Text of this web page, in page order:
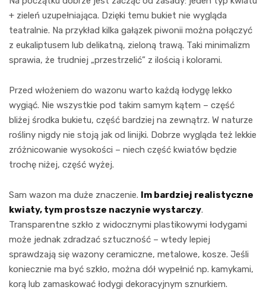
+ zieleń uzupełniająca. Dzięki temu bukiet nie wygląda
teatralnie. Na przykład kilka gałązek piwonii można połączyć
z eukaliptusem lub delikatną, zieloną trawą. Taki minimalizm
sprawia, że trudniej „przestrzelić” z ilością i kolorami.
Przed włożeniem do wazonu warto każdą łodygę lekko
wygiąć. Nie wszystkie pod takim samym kątem – część
bliżej środka bukietu, część bardziej na zewnątrz. W naturze
rośliny nigdy nie stoją jak od linijki. Dobrze wygląda też lekkie
zróżnicowanie wysokości – niech część kwiatów będzie
trochę niżej, część wyżej.
Sam wazon ma duże znaczenie. Im bardziej realistyczne
kwiaty, tym prostsze naczynie wystarczy.
Transparentne szkło z widocznymi plastikowymi łodygami
może jednak zdradzać sztuczność – wtedy lepiej
sprawdzają się wazony ceramiczne, metalowe, kosze. Jeśli
koniecznie ma być szkło, można dół wypełnić np. kamykami,
korą lub zamaskować łodygi dekoracyjnym sznurkiem.